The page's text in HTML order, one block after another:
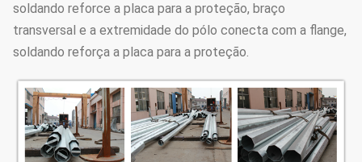
Tratamento de
O mergulho quente galvanizou
depois de ASTM A 123, cor
poder do poliéster ou algum outro
padrão pelo cliente exigido.
Junção de Pólos
Modo de inserção, modo do
innerflange, modo cara a cara
soldando reforce a placa para a proteção, braço
transversal e a extremidade do pólo conecta com a flange,
soldando reforça a placa para a proteção.